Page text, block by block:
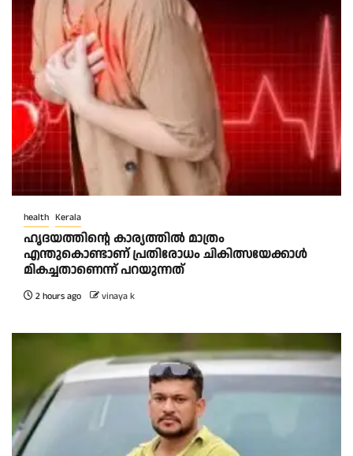
health Kerala
ഹൃദയത്തിന്റെ കാര്യത്തിൽ മാത്രം
എന്തുകൊണ്ടാണ് പ്രതിരോധം ചികിത്സയേക്കാൾ
മികച്ചതാണെന്ന് പറയുന്നത്
2 hours ago vinaya k